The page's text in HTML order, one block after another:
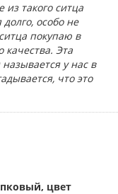
из такого ситца
особо не
покупаю в
качества. Эта
называется у нас в
что это
цвет